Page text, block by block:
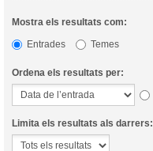
Mostra els resultats com:
Entrades
Temes
Ordena els resultats per:
Limita els resultats als darrers: